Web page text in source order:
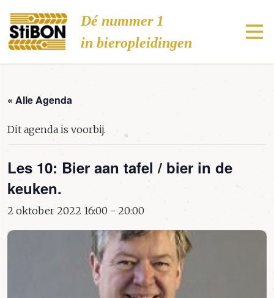
Stibon
Dé nummer 1
in bieropleidingen
« Alle Agenda
Dit agenda is voorbij.
Les 10: Bier aan tafel / bier in de
keuken.
2 oktober 2022 16:00 - 20:00